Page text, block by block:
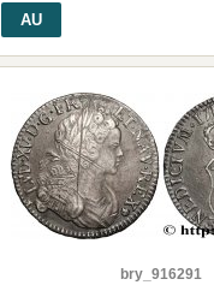
AU
bry_916291